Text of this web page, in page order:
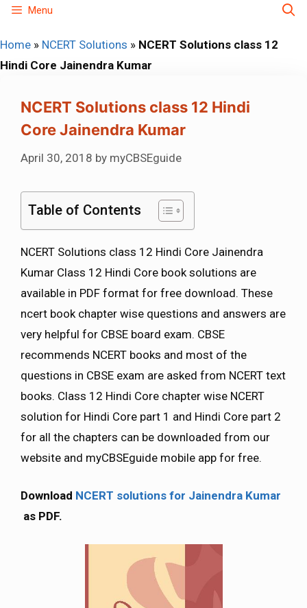
Skip
content
Menu
Home » NCERT Solutions » NCERT Solutions class 12
Hindi Core Jainendra Kumar
NCERT Solutions class 12 Hindi
Core Jainendra Kumar
April 30, 2018 by myCBSEguide
Table of Contents
NCERT Solutions class 12 Hindi Core Jainendra
Kumar Class 12 Hindi Core book solutions are
available in PDF format for free download. These
ncert book chapter wise questions and answers are
very helpful for CBSE board exam. CBSE
recommends NCERT books and most of the
questions in CBSE exam are asked from NCERT text
books. Class 12 Hindi Core chapter wise NCERT
solution for Hindi Core part 1 and Hindi Core part 2
for all the chapters can be downloaded from our
website and myCBSEguide mobile app for free.
Download NCERT solutions for Jainendra Kumar
as PDF.